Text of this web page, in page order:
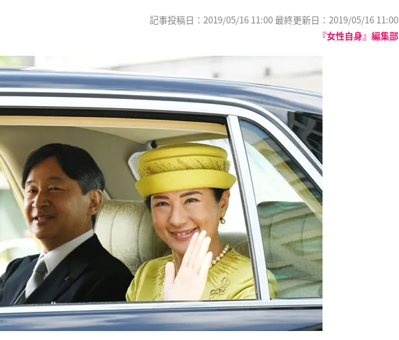
記事投稿日：2019/05/16 11:00 最終更新日：2019/05/16 11:00
『女性自身』編集部